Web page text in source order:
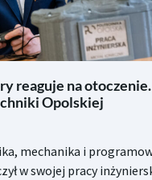
reaguje na
Opolskiej
mechanika i
w swojej pracy